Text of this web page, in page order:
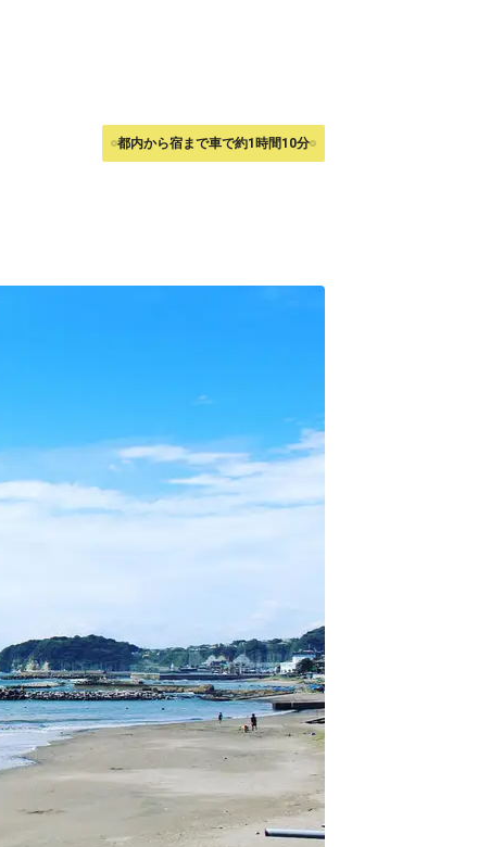
都内から宿まで車で約1時間10分